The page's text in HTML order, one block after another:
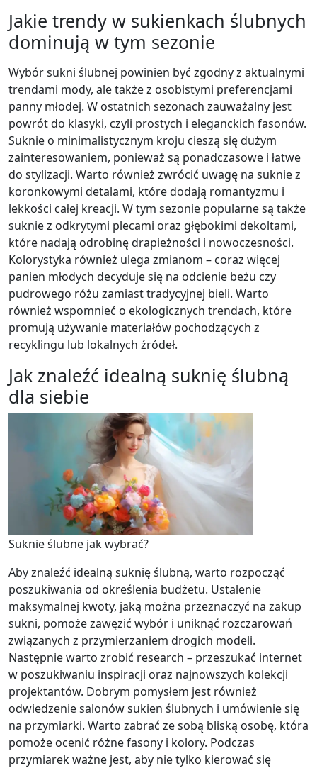
Jakie trendy w sukienkach ślubnych
dominują w tym sezonie
Wybór sukni ślubnej powinien być zgodny z aktualnymi
trendami mody, ale także z osobistymi preferencjami
panny młodej. W ostatnich sezonach zauważalny jest
powrót do klasyki, czyli prostych i eleganckich fasonów.
Suknie o minimalistycznym kroju cieszą się dużym
zainteresowaniem, ponieważ są ponadczasowe i łatwe
do stylizacji. Warto również zwrócić uwagę na suknie z
koronkowymi detalami, które dodają romantyzmu i
lekkości całej kreacji. W tym sezonie popularne są także
suknie z odkrytymi plecami oraz głębokimi dekoltami,
które nadają odrobinę drapieżności i nowoczesności.
Kolorystyka również ulega zmianom – coraz więcej
panien młodych decyduje się na odcienie beżu czy
pudrowego różu zamiast tradycyjnej bieli. Warto
również wspomnieć o ekologicznych trendach, które
promują używanie materiałów pochodzących z
recyklingu lub lokalnych źródeł.
Jak znaleźć idealną suknię ślubną
dla siebie
Suknie ślubne jak wybrać?
Aby znaleźć idealną suknię ślubną, warto rozpocząć
poszukiwania od określenia budżetu. Ustalenie
maksymalnej kwoty, jaką można przeznaczyć na zakup
sukni, pomoże zawęzić wybór i uniknąć rozczarowań
związanych z przymierzaniem drogich modeli.
Następnie warto zrobić research – przeszukać internet
w poszukiwaniu inspiracji oraz najnowszych kolekcji
projektantów. Dobrym pomysłem jest również
odwiedzenie salonów sukien ślubnych i umówienie się
na przymiarki. Warto zabrać ze sobą bliską osobę, która
pomoże ocenić różne fasony i kolory. Podczas
przymiarek ważne jest, aby nie tylko kierować się